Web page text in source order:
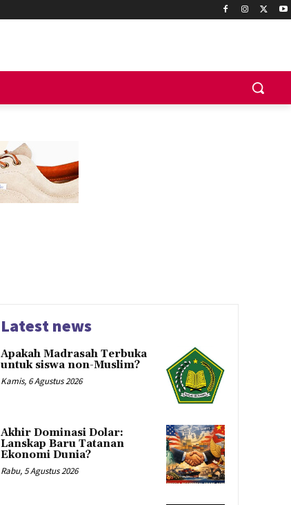
Latest news
Apakah Madrasah Terbuka
untuk siswa non-Muslim?
Kamis, 6 Agustus 2026
Akhir Dominasi Dolar:
Lanskap Baru Tatanan
Ekonomi Dunia?
Rabu, 5 Agustus 2026